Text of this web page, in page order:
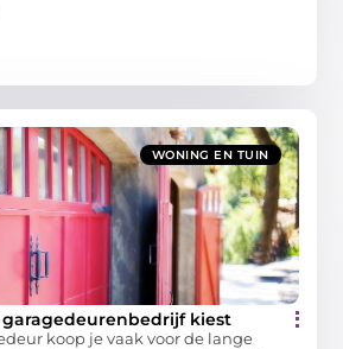
WONING EN TUIN
garagedeurenbedrijf kiest
koop je vaak voor de lange